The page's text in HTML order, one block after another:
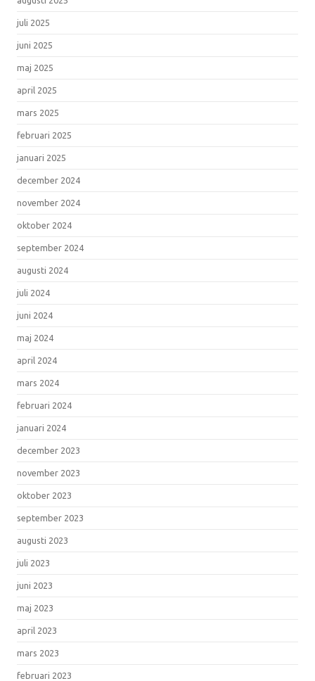
juli 2025
juni 2025
maj 2025
april 2025
mars 2025
februari 2025
januari 2025
december 2024
november 2024
oktober 2024
september 2024
augusti 2024
juli 2024
juni 2024
maj 2024
april 2024
mars 2024
februari 2024
januari 2024
december 2023
november 2023
oktober 2023
september 2023
augusti 2023
juli 2023
juni 2023
maj 2023
april 2023
mars 2023
februari 2023